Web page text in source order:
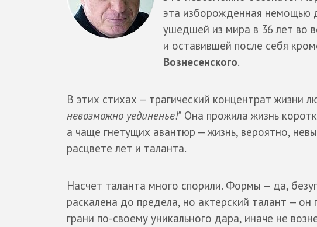
эта изборожденная немощью
ушедшей из мира в 36 лет во
и оставившей после себя
Вознесенского.
В этих стихах — трагический концентрат жизни
невозможно уединенье!" Она прожила жизнь
а чаще гнетущих авантюр — жизнь, вероятно,
расцвете лет и таланта.
Насчет таланта много спорили. Формы — да,
раскалена до предела, но актерский талант —
грани по-своему уникального дара, иначе не